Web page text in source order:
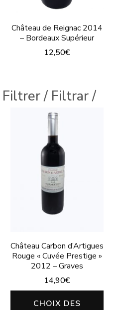
Château de Reignac 2014
– Bordeaux Supérieur
12,50€
a
plusieurs
Les
options
peuvent
être
choisies
page
du
produit
Château Carbon d’Artigues
Rouge « Cuvée Prestige »
2012 – Graves
14,90€
CHOIX DES
Filtrer / Filtrar /